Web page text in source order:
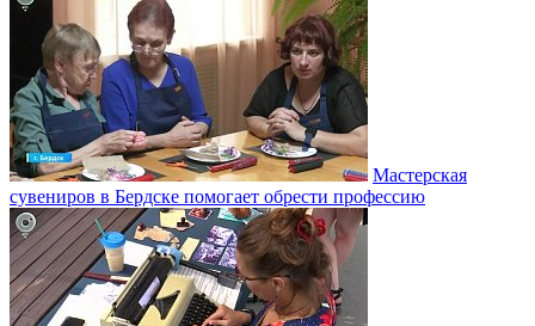
Мастерская
сувениров в Бердске помогает обрести профессию